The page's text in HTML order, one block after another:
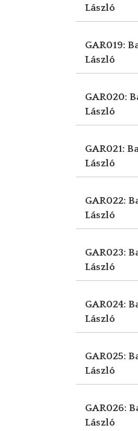
László
GAR019:
László
GAR020:
László
GAR021:
László
GAR022:
László
GAR023:
László
GAR024:
László
GAR025:
László
GAR026:
László